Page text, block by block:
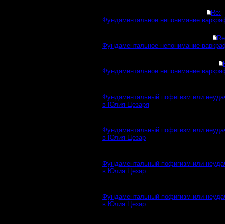
Re:
Фундаментальное непонимание
Фундаментальное непонимание
Фундаментальное непонимание
Фундаментальный пофигизм или
в Юлия Цезаря
Фундаментальный пофигизм или
в Юлия Цезар
Фундаментальный пофигизм или
в Юлия Цезар
Фундаментальный пофигизм или
в Юлия Цезар